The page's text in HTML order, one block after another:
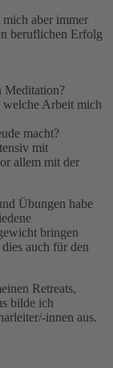
aber immer
beruflichen Erfolg
Meditation?
Arbeit mich
macht?
mit
allem mit der
Übungen habe
bringen
auch für den
Retreats,
bilde ich
innen aus.